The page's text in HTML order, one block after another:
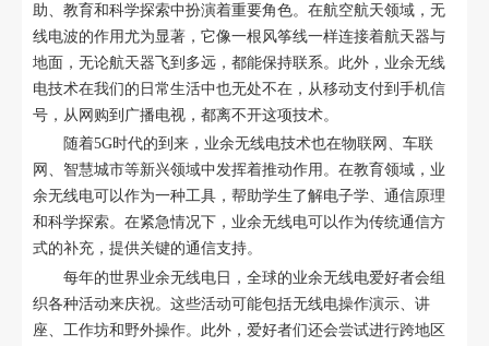
助、教育和科学探索中扮演着重要角色。在航空航天领域，无
线电波的作用尤为显著，它像一根风筝线一样连接着航天器与
地面，无论航天器飞到多远，都能保持联系。此外，业余无线
电技术在我们的日常生活中也无处不在，从移动支付到手机信
号，从网购到广播电视，都离不开这项技术。
随着5G时代的到来，业余无线电技术也在物联网、车联
网、智慧城市等新兴领域中发挥着推动作用。在教育领域，业
余无线电可以作为一种工具，帮助学生了解电子学、通信原理
和科学探索。在紧急情况下，业余无线电可以作为传统通信方
式的补充，提供关键的通信支持。
每年的世界业余无线电日，全球的业余无线电爱好者会组
织各种活动来庆祝。这些活动可能包括无线电操作演示、讲
座、工作坊和野外操作。此外，爱好者们还会尝试进行跨地区